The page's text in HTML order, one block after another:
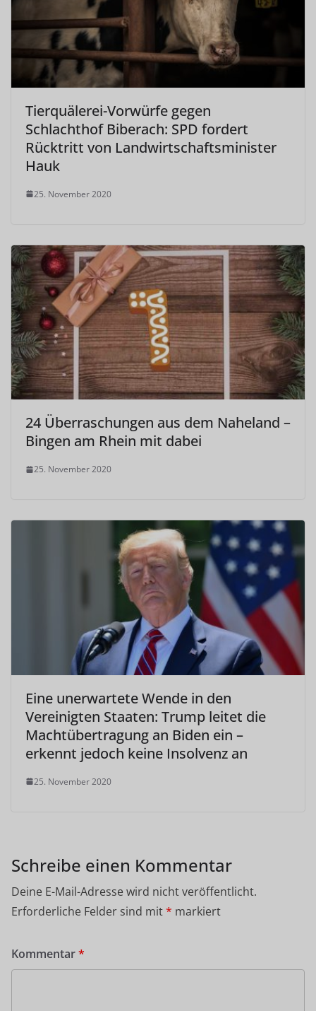
Tierquälerei-Vorwürfe gegen
Schlachthof Biberach: SPD fordert
Rücktritt von Landwirtschaftsminister
Hauk
25. November 2020
24 Überraschungen aus dem Naheland –
Bingen am Rhein mit dabei
25. November 2020
Eine unerwartete Wende in den
Vereinigten Staaten: Trump leitet die
Machtübertragung an Biden ein –
erkennt jedoch keine Insolvenz an
25. November 2020
Schreibe einen Kommentar
Deine E-Mail-Adresse wird nicht veröffentlicht.
Erforderliche Felder sind mit* markiert
Kommentar*